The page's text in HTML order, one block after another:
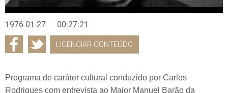
1976-01-27 00:27:21
LICENCIAR CONTEÚDO
Programa de caráter cultural conduzido por Carlos
Rodrigues com entrevista ao Major Manuel Barão da